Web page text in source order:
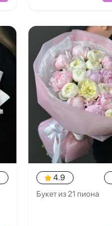
4.9
Букет из 21 пиона